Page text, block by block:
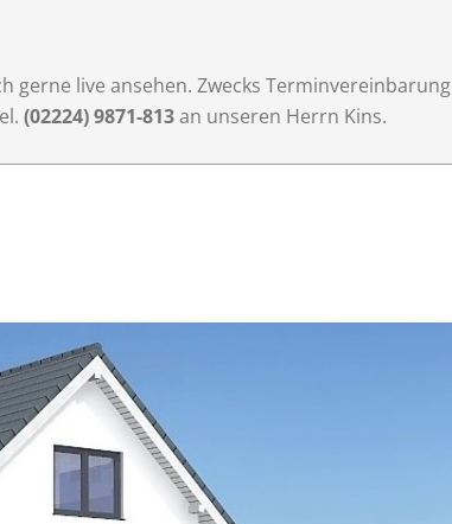
gerne live ansehen. Zwecks Terminvereinbarung
(02224) 9871-813an unseren Herrn Kins.